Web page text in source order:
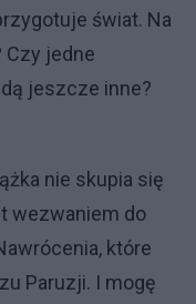
świat. Na
Czy jedne
jeszcze inne?
nie skupia się
wezwaniem do
które
Paruzji. I mogę